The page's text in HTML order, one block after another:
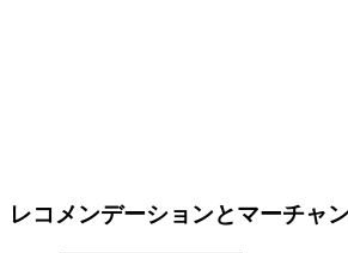
レコメンデーションとマーチャ